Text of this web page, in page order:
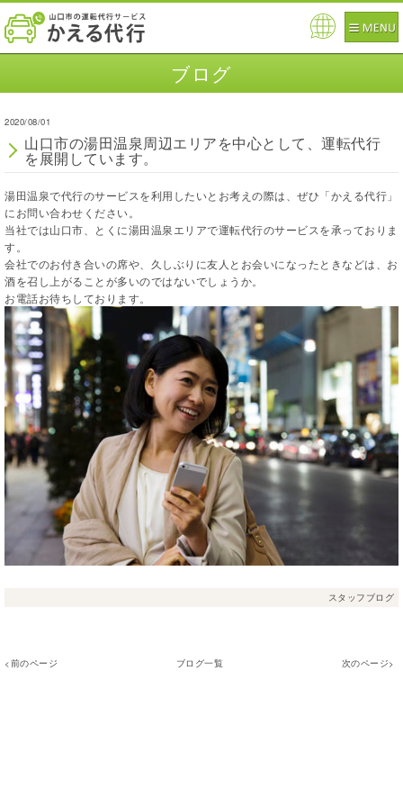
ブログ
2020/08/01
山口市の湯田温泉周辺エリアを中心として、運転代行
を展開しています。
湯田温泉で代行のサービスを利用したいとお考えの際は、ぜひ「かえる代行」
にお問い合わせください。
当社では山口市、とくに湯田温泉エリアで運転代行のサービスを承っておりま
す。
会社でのお付き合いの席や、久しぶりに友人とお会いになったときなどは、お
酒を召し上がることが多いのではないでしょうか。
お電話お待ちしております。
スタッフブログ
<前のページ ブログ一覧 次のページ>